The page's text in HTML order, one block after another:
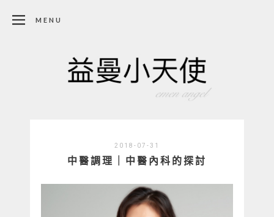
MENU
2018-07-31
中醫調理｜中醫內科的探討